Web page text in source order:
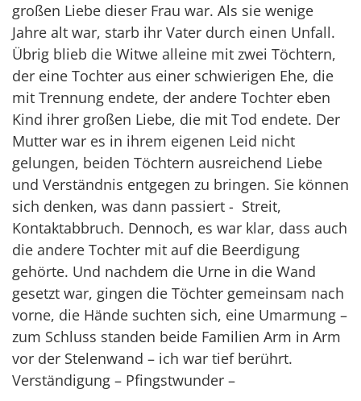
großen Liebe dieser Frau war. Als sie wenige
Jahre alt war, starb ihr Vater durch einen Unfall.
Übrig blieb die Witwe alleine mit zwei Töchtern,
der eine Tochter aus einer schwierigen Ehe, die
mit Trennung endete, der andere Tochter eben
Kind ihrer großen Liebe, die mit Tod endete. Der
Mutter war es in ihrem eigenen Leid nicht
gelungen, beiden Töchtern ausreichend Liebe
und Verständnis entgegen zu bringen. Sie können
sich denken, was dann passiert - Streit,
Kontaktabbruch. Dennoch, es war klar, dass auch
die andere Tochter mit auf die Beerdigung
gehörte. Und nachdem die Urne in die Wand
gesetzt war, gingen die Töchter gemeinsam nach
vorne, die Hände suchten sich, eine Umarmung –
zum Schluss standen beide Familien Arm in Arm
vor der Stelenwand – ich war tief berührt.
Verständigung – Pfingstwunder –